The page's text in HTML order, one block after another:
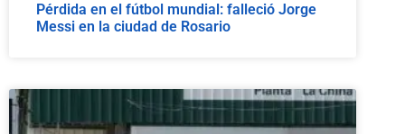
Pérdida en el fútbol mundial: falleció Jorge
Messi en la ciudad de Rosario